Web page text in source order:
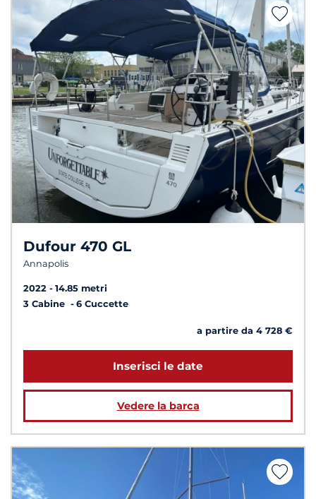
Dufour 470 GL
Annapolis
2022
14.85 metri
3 Cabine
6 Cuccette
a partire da 4 728 €
Inserisci le date
Vedere la barca